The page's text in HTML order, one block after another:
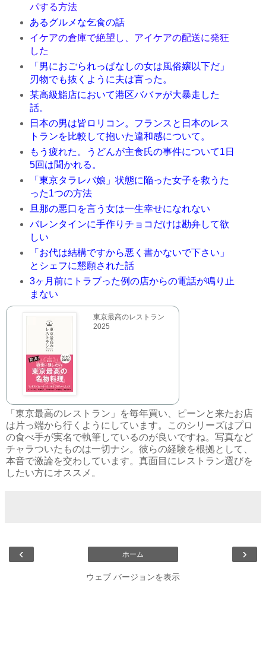
パする方法
あるグルメな乞食の話
イケアの倉庫で絶望し、アイケアの配送に発狂
した
「男におごられっぱなしの女は風俗嬢以下だ」
刃物でも抜くように夫は言った。
某高級鮨店において港区ババァが大暴走した
話。
日本の男は皆ロリコン。フランスと日本のレス
トランを比較して抱いた違和感について。
もう疲れた。うどんが主食氏の事件について1日
5回は聞かれる。
「東京タラレバ娘」状態に陥った女子を救うた
った1つの方法
旦那の悪口を言う女は一生幸せになれない
バレンタインに手作りチョコだけは勘弁して欲
しい
「お代は結構ですから悪く書かないで下さい」
とシェフに懇願された話
3ヶ月前にトラブった例の店からの電話が鳴り止
まない
東京最高のレストラン
2025
「東京最高のレストラン」を毎年買い、ピーンと来たお店
は片っ端から行くようにしています。このシリーズはプロ
の食べ手が実名で執筆しているのが良いですね。写真など
チャラついたものは一切ナシ。彼らの経験を根拠として、
本音で激論を交わしています。真面目にレストラン選びを
したい方にオススメ。
‹ ›
ホーム
ウェブ バージョンを表示